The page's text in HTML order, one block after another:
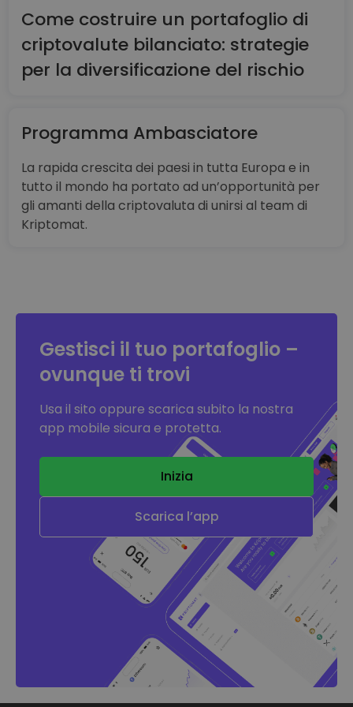
Come costruire un portafoglio di
criptovalute bilanciato: strategie
per la diversificazione del rischio
Programma Ambasciatore
La rapida crescita dei paesi in tutta Europa e in
tutto il mondo ha portato ad un’opportunità per
gli amanti della criptovaluta di unirsi al team di
Kriptomat.
Gestisci il tuo portafoglio –
ovunque ti trovi
Usa il sito oppure scarica subito la nostra
app mobile sicura e protetta.
Inizia
Scarica l’app